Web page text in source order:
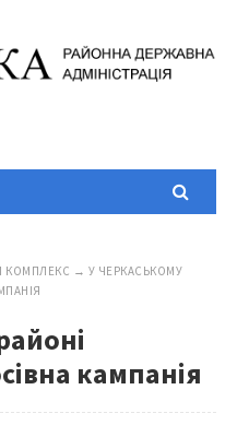
КОМПЛЕКС → У ЧЕРКАСЬКОМУ
кампанія